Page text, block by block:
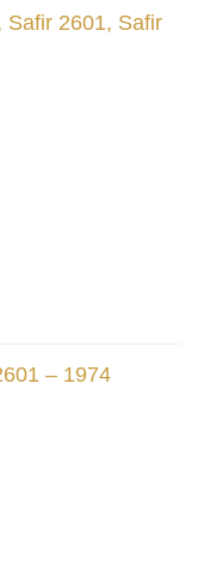
Safir 2601, Safir
– 1974